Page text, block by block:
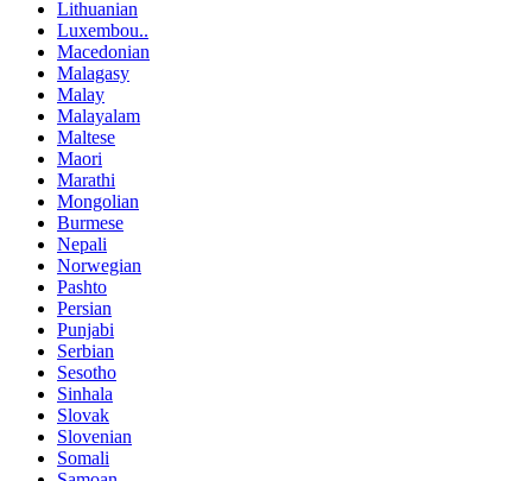
Lithuanian
Luxembou..
Macedonian
Malagasy
Malay
Malayalam
Maltese
Maori
Marathi
Mongolian
Burmese
Nepali
Norwegian
Pashto
Persian
Punjabi
Serbian
Sesotho
Sinhala
Slovak
Slovenian
Somali